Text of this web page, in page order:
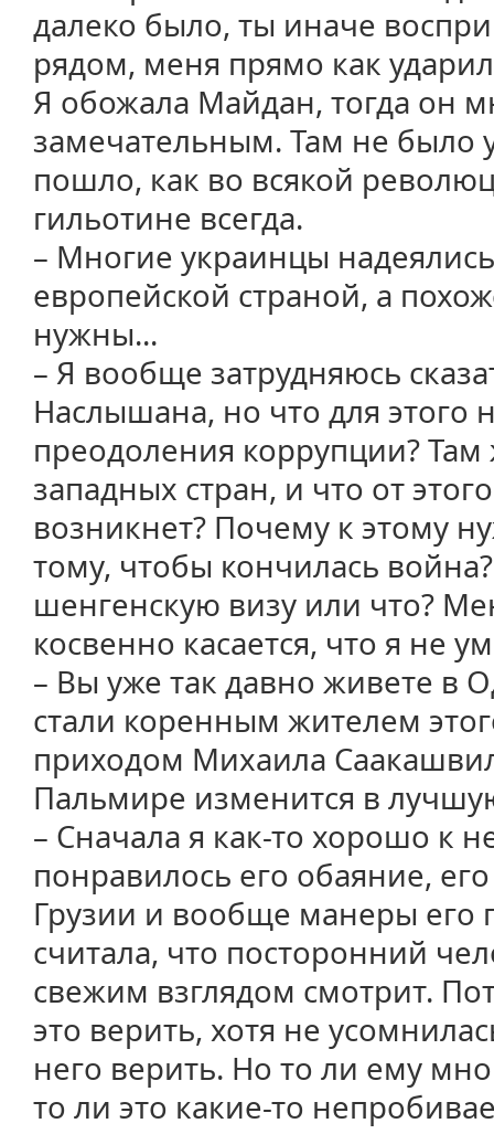
далеко было, ты иначе
рядом, меня прямо как
Я обожала Майдан, тогда он
замечательным. Там не было
пошло, как во всякой
гильотине всегда.
– Многие украинцы
европейской страной, а
нужны...
– Я вообще затрудняюсь
Наслышана, но что для этого
преодоления коррупции?
западных стран, и что от
возникнет? Почему к этому
тому, чтобы кончилась
шенгенскую визу или что?
косвенно касается, что я не
– Вы уже так давно живете в
стали коренным жителем
приходом Михаила
Пальмире изменится в
– Сначала я как-то хорошо к
понравилось его обаяние,
Грузии и вообще манеры его
считала, что посторонний
свежим взглядом смотрит.
это верить, хотя не
него верить. Но то ли ему
то ли это какие-то